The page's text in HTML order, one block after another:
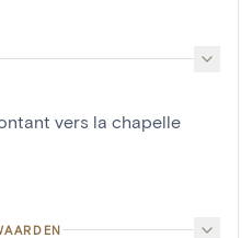
vers la chapelle